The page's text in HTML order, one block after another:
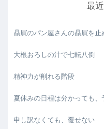
最
贔屓のパン屋さんの贔屓を止
大根おろしの汁で七転八倒
精神力が削れる階段
夏休みの日程は分かっても、
申し訳なくても、覆せない